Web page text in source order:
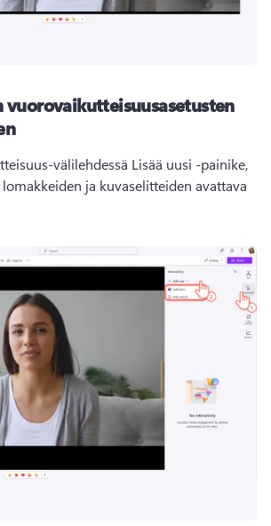
vuorovaikutteisuusasetusten
välilehdessä Lisää uusi -painike,
ja kuvaselitteiden avattava